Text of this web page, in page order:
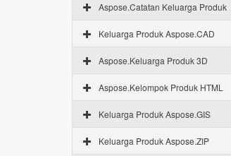
Aspose.Catatan Keluarga Produk
Keluarga Produk Aspose.CAD
Aspose.Keluarga Produk 3D
Aspose.Kelompok Produk HTML
Keluarga Produk Aspose.GIS
Keluarga Produk Aspose.ZIP